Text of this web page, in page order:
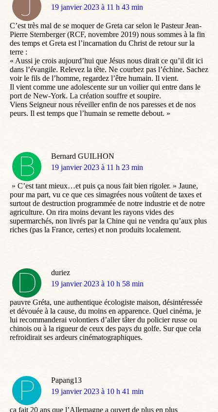
dit
19 janvier 2023 à 11 h 43 min
C’est très mal de se moquer de Greta car selon le Pasteur Jean-
Pierre Sternberger (RCF, novembre 2019) nous sommes à la fin
des temps et Greta est l’incarnation du Christ de retour sur la
terre :
« Aussi je crois aujourd’hui que Jésus nous dirait ce qu’il dit ici
dans l’évangile. Relevez la tête. Ne courbez pas l’échine. Sachez
voir le fils de l’homme, regardez l’être humain. Il vient.
Il vient comme une adolescente sur un voilier qui entre dans le
port de New-York. La création souffre et soupire.
Viens Seigneur nous réveiller enfin de nos paresses et de nos
peurs. Il est temps que l’humain se remette debout. »
Bernard GUILHON
dit
19 janvier 2023 à 11 h 23 min
» C’est tant mieux…et puis ça nous fait bien rigoler. » Jaune,
pour ma part, vu ce que ces simagrées nous voûtent de taxes et
surtout de destruction programmée de notre industrie et de notre
agriculture. On rira moins devant les rayons vides des
supermarchés, non livrés par la Chine qui ne vendra qu’aux plus
riches (pas la France, certes) et non produits localement.
duriez
dit
19 janvier 2023 à 10 h 58 min
pauvre Gréta, une authentique écologiste maison, désintéressée
et dévouée à la cause, du moins en apparence. Quel cinéma, je
lui recommanderai volontiers d’aller tâter du policier russe ou
chinois ou à la rigueur de ceux des pays du golfe. Sur que cela
refroidirait ses ardeurs cinématographiques.
Papang13
dit
19 janvier 2023 à 10 h 41 min
ça fait 20 ans que l’Allemagne a ouvert de plus en plus